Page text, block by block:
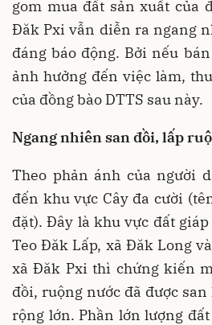
gom mua đất sản xuất của
Đăk Pxi vẫn diễn ra ngang
đáng báo động. Bởi nếu
ảnh hưởng đến việc làm,
của đồng bào DTTS sau này.
Ngang nhiên san đồi, lấp
Theo phản ánh của người
đến khu vực Cây đa cười
đặt). Đây là khu vực đất
Teo Đăk Lấp, xã Đăk Long
xã Đăk Pxi thì chứng kiến
đồi, ruộng nước đã được
rộng lớn. Phần lớn lượng